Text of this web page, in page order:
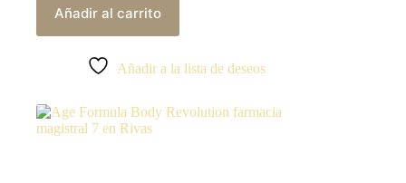
Añadir al carrito
Añadir a la lista de deseos